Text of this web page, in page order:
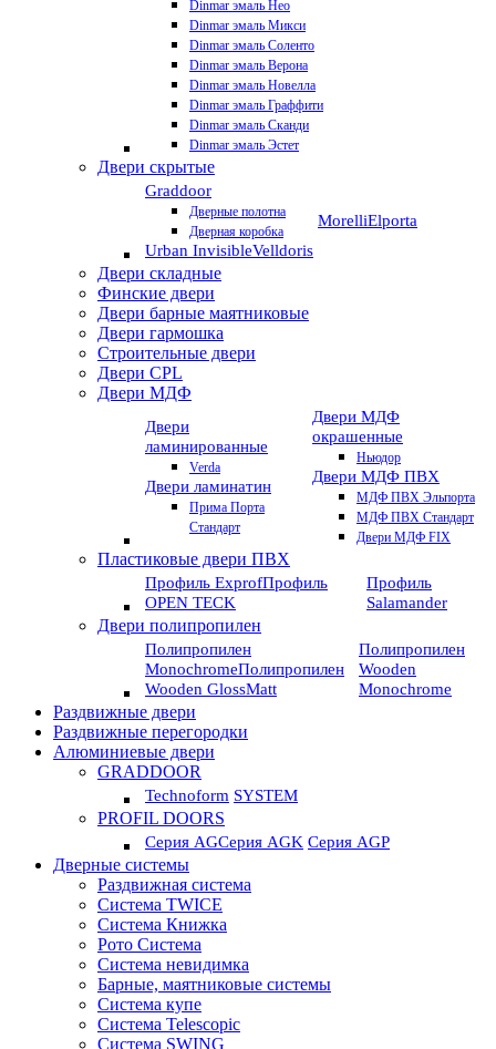
Dinmar эмаль Нео
Dinmar эмаль Микси
Dinmar эмаль Соленто
Dinmar эмаль Верона
Dinmar эмаль Новелла
Dinmar эмаль Граффити
Dinmar эмаль Сканди
Dinmar эмаль Эстет
Двери скрытые
Graddoor
Дверные полотна
Дверная коробка
Urban InvisibleVelldoris
MorelliElporta
Двери складные
Финские двери
Двери барные маятниковые
Двери гармошка
Строительные двери
Двери CРL
Двери МДФ
Двери
ламинированные
Verda
Двери ламинатин
Прима Порта
Стандарт
Двери МДФ
окрашенные
Ньюдор
Двери МДФ ПВХ
МДФ ПВХ Эльпорта
МДФ ПВХ Стандарт
Двери МДФ FIX
Пластиковые двери ПВХ
Профиль ExprofПрофиль
OPEN TECK
Профиль
Salamander
Двери полипропилен
Полипропилен
MonochromeПолипропилен
Wooden GlossMatt
Полипропилен
Wooden
Monochrome
Раздвижные двери
Раздвижные перегородки
Алюминиевые двери
GRADDOOR
Technoform SYSTEM
PROFIL DOORS
Серия AGСерия AGK Серия AGP
Дверные системы
Раздвижная система
Система TWICE
Система Книжка
Рото Система
Система невидимка
Барные, маятниковые системы
Система купе
Система Telescopic
Система SWING